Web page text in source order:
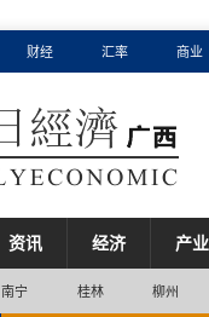
财经 汇率 商业
资讯 经济 产业
南宁 桂林 柳州